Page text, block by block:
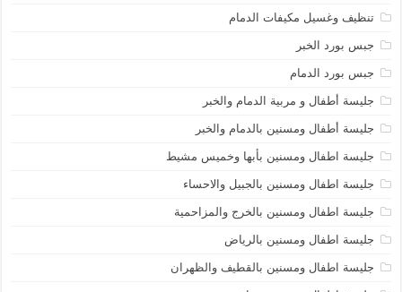
تنظيف وغسيل مكيفات الدمام
جبس بورد الخبر
جبس بورد الدمام
جليسة أطفال و مربية الدمام والخبر
جليسة أطفال ومسنين بالدمام والخبر
جليسة اطفال ومسنين بأبها وخميس مشيط
جليسة اطفال ومسنين بالجبيل والاحساء
جليسة اطفال ومسنين بالخرج والمزاحمية
جليسة اطفال ومسنين بالرياض
جليسة اطفال ومسنين بالقطيف والظهران